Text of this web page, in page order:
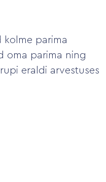
kolme parima
oma parima ning
eraldi arvestuses